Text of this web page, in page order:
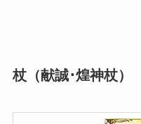
杖（献誠･煌神杖）